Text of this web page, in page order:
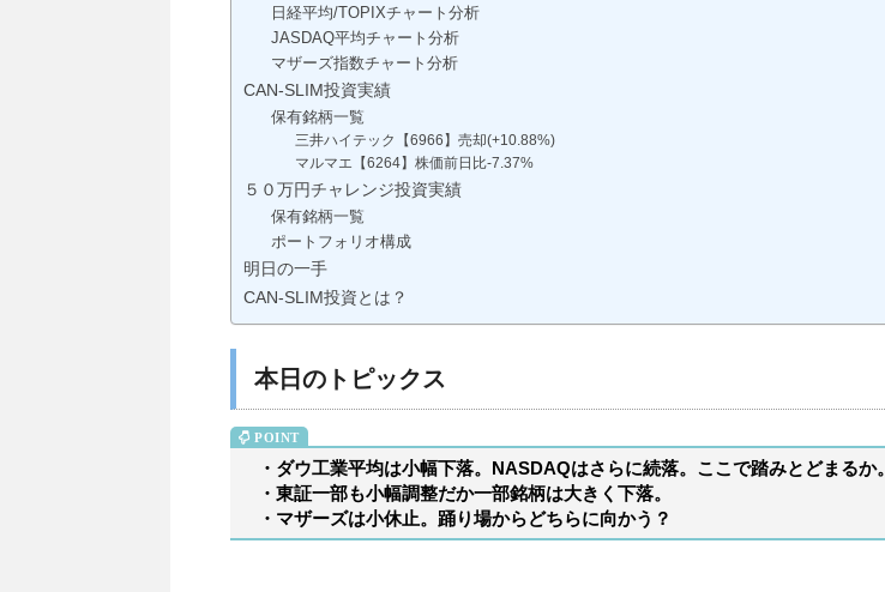
日経平均/TOPIXチャート分析
JASDAQ平均チャート分析
マザーズ指数チャート分析
CAN-SLIM投資実績
保有銘柄一覧
三井ハイテック【6966】売却(+10.88%)
マルマエ【6264】株価前日比-7.37%
５０万円チャレンジ投資実績
保有銘柄一覧
ポートフォリオ構成
明日の一手
CAN-SLIM投資とは？
本日のトピックス
・ダウ工業平均は小幅下落。NASDAQはさらに続落。ここで踏みとどまるか。
・東証一部も小幅調整だか一部銘柄は大きく下落。
・マザーズは小休止。踊り場からどちらに向かう？